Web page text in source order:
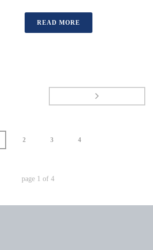
READ MORE
2 3 4
page 1 of 4